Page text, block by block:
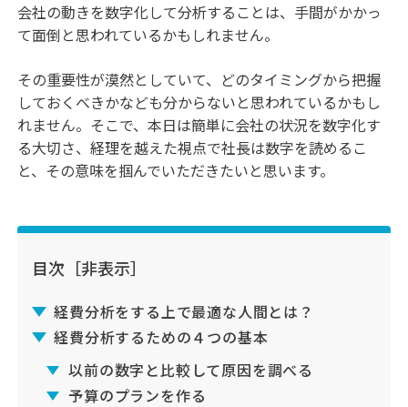
会社の動きを数字化して分析することは、手間がかかっ
て面倒と思われているかもしれません。
その重要性が漠然としていて、どのタイミングから把握
しておくべきかなども分からないと思われているかもし
れません。そこで、本日は簡単に会社の状況を数字化す
る大切さ、経理を越えた視点で社長は数字を読めるこ
と、その意味を掴んでいただきたいと思います。
目次 ［非表示］
経費分析をする上で最適な人間とは？
経費分析するための４つの基本
以前の数字と比較して原因を調べる
予算のプランを作る